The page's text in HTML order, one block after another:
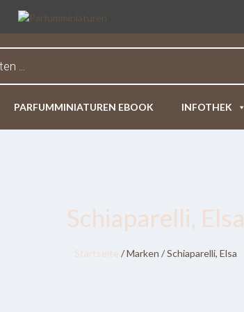
PARFUMMINIATUREN EBOOK INFOTHEK
Schiaparelli, Elsa
Startseite / Marken / Schiaparelli, Elsa